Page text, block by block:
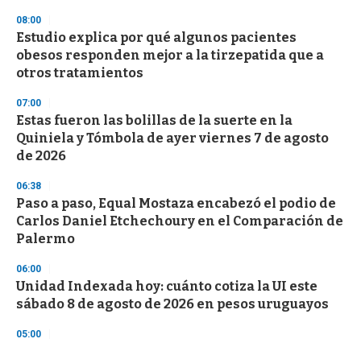
d
s
o
f
3
s
e
c
o
n
s
08:00
Estudio explica por qué algunos pacientes
obesos responden mejor a la tirzepatida que a
otros tratamientos
07:00
Estas fueron las bolillas de la suerte en la
Quiniela y Tómbola de ayer viernes 7 de agosto
de 2026
06:38
Paso a paso, Equal Mostaza encabezó el podio de
Carlos Daniel Etchechoury en el Comparación de
Palermo
06:00
Unidad Indexada hoy: cuánto cotiza la UI este
sábado 8 de agosto de 2026 en pesos uruguayos
05:00